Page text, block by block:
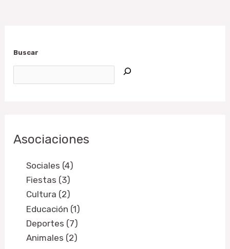
Buscar
Asociaciones
Sociales (4)
Fiestas (3)
Cultura (2)
Educación (1)
Deportes (7)
Animales (2)